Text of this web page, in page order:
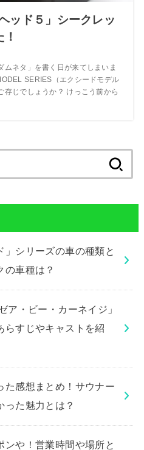
ッド５」シークレッ
ムネタ」を書く日が来てしまいま
SERIES（エクシードモデル
存じでしょうか？ けっこう前から
索:
」シリーズの車の種類と
の車種は？
ア・ビー・カーネイジ」
らすじやキャストを紹
た感想まとめ！サウナー
った魅力とは？
ンや！営業時間や場所と